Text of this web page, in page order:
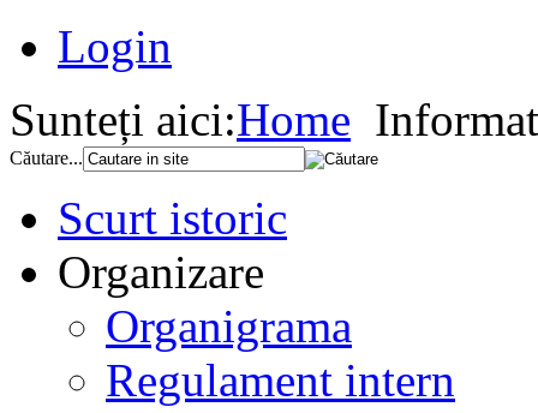
Login
Sunteți aici:Home
Căutare...
Scurt istoric
Organizare
Organigrama
Regulament intern